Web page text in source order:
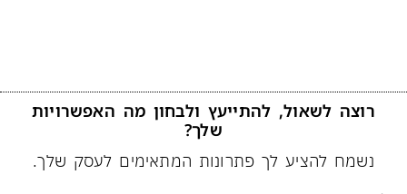
רוצה לשאול, להתייעץ ולבחון מה האפשרויות
שלך?
נשמח להציע לך פתרונות המתאימים לעסק שלך.